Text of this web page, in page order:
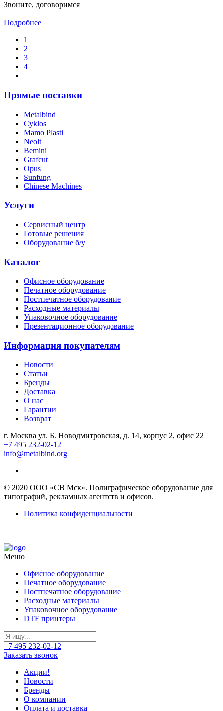
Звоните, договоримся
Подробнее
1
2
3
4
Прямые поставки
Metalbind
Cyklos
Mamo Plasti
Neolt
Bemini
Grafcut
Opus
Sunfung
Chinese Machines
Услуги
Сервисный центр
Готовые решения
Оборудование б/у
Каталог
Офисное оборудование
Печатное оборудование
Постпечатное оборудование
Расходные материалы
Упаковочное оборудование
Презентационное оборудование
Информация покупателям
Новости
Статьи
Бренды
Доставка
О нас
Гарантии
Возврат
г. Москва ул. Б. Новодмитровская, д. 14, корпус 2, офис 22
+7 495 232-02-12
info@metalbind.org
© 2020 ООО «СВ Мск». Полиграфическое оборудование для
типографий, рекламных агентств и офисов.
Политика конфиденциальности
Меню
Офисное оборудование
Печатное оборудование
Постпечатное оборудование
Расходные материалы
Упаковочное оборудование
DTF принтеры
+7 495 232-02-12
Заказать звонок
Акции!
Новости
Бренды
О компании
Оплата и доставка